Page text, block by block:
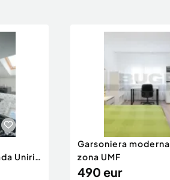
Unirii
Garsoniera
zona UMF
490 eur